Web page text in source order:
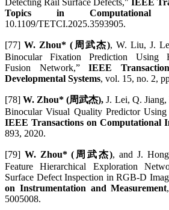
Detecting Rail Surface Defects," IEEE
Topics in Computational
10.1109/TETCI.2025.3593905.
[77]W. Zhou* (周武杰), W. Liu, J.
Binocular Fixation Prediction Using
Fusion Network,”IEEE
Developmental Systems, vol. 15, no. 2,
[78]W. Zhou* (周武杰), J. Lei, Q.
Binocular Visual Quality Predictor
IEEE Transactions on Computational
893, 2020.
[79] W. Zhou* (周武杰), and J.
Feature Hierarchical Exploration
Surface Defect Inspection in RGB-D
on Instrumentation and Measurement
5005008.